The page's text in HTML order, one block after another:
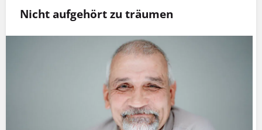
Nicht aufgehört zu träumen